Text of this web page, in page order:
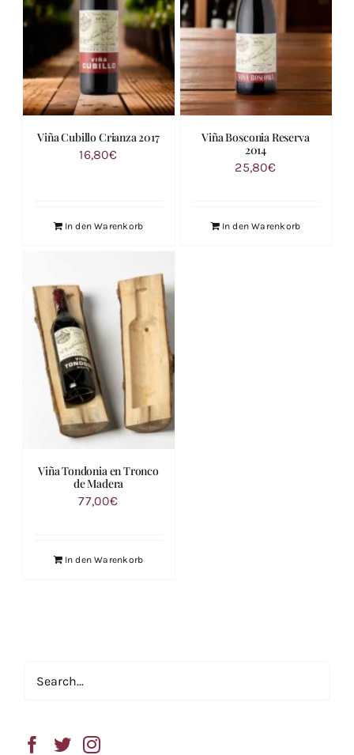
Viña Cubillo Crianza 2017
16,80€
In den Warenkorb
Viña Bosconia Reserva
2014
25,80€
In den Warenkorb
Viña Tondonia en Tronco
de Madera
77,00€
In den Warenkorb